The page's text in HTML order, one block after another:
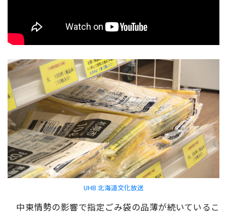
UHB 北海道文化放送
中東情勢の影響で指定ごみ袋の品薄が続いているこ